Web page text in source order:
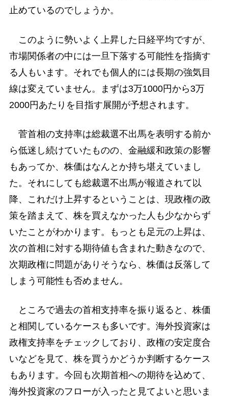
止めているのでしょうか。
このように勢いよく上昇した日経平均ですが、
市場関係者の中には一旦下落する可能性を指摘す
る人もいます。それでも個人的には長期の強気目
線は変えていません。まずは3万1000円から3万
2000円あたりを目指す展開が予想されます。
菅首相の支持率は総裁選不出馬を表明する前か
ら低迷し続けていたものの、金融緩和政策の影響
もあってか、株価はなんとか持ち堪えていまし
た。それにしても総裁選不出馬が報道されて以
降、これだけ上昇するということは、現政権の政
策を踏まえて、株を買えなかった人も少なからず
いたことがわかります。もっとも足元の上昇は、
次の首相に対する期待値も含まれた動きなので、
次期政権に問題がありそうなら、株価は反落して
しまう可能性も否めません。
ところで過去の首相支持率を振り返ると、株価
と相関しているケースも多いです。海外投資家は
政権支持率をチェックしており、政権の安定度合
いなどを見て、株を買うかどうか判断するケース
もあります。今回も次期首相への期待を込めて、
海外投資家のフローが入ったと見てよいと思いま